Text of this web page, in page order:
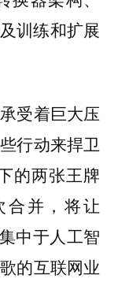
训练和扩展
受着巨大压
行动来捍卫
的两张王牌
合并，将让
中于人工智
的互联网业